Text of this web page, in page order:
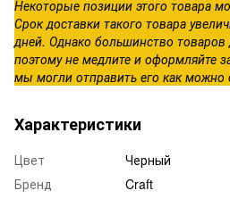
Некоторые позиции этого товара
Срок доставки такого товара
дней. Однако большинство товаров
поэтому не медлите и оформляйте
мы могли отправить его как можно
Характеристики
Цвет
Черный
Бренд
Craft